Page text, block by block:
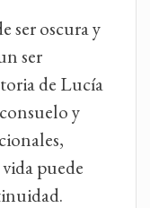
ser oscura y
ser
de Lucía
y
puede